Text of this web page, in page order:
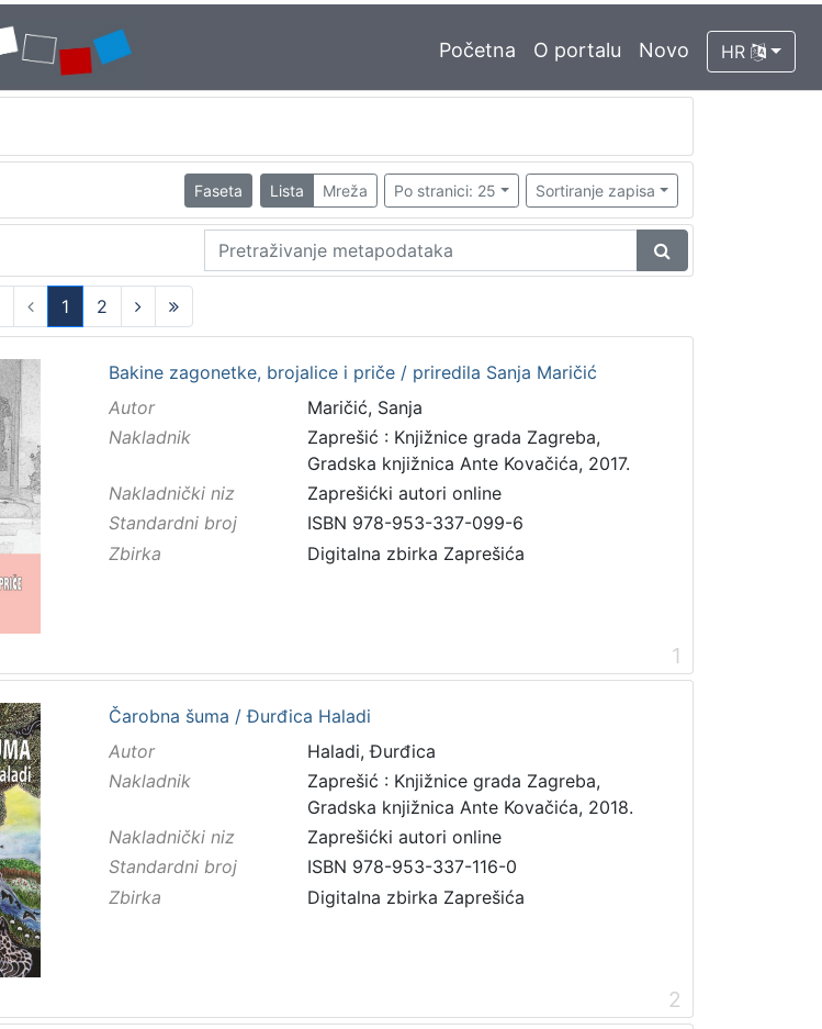
Početna O portalu Novo HR
Faseta Lista Mreža Po stranici: 25 Sortiranje zapisa
1
(current)
2
Bakine zagonetke, brojalice i priče / priredila Sanja Maričić
Autor
Maričić, Sanja
Nakladnik
Zaprešić : Knjižnice grada Zagreba,
Gradska knjižnica Ante Kovačića, 2017.
Nakladnički niz
Zaprešićki autori online
Standardni broj
ISBN 978-953-337-099-6
Zbirka
Digitalna zbirka Zaprešića
1
Čarobna šuma / Đurđica Haladi
Autor
Haladi, Đurđica
Nakladnik
Zaprešić : Knjižnice grada Zagreba,
Gradska knjižnica Ante Kovačića, 2018.
Nakladnički niz
Zaprešićki autori online
Standardni broj
ISBN 978-953-337-116-0
Zbirka
Digitalna zbirka Zaprešića
2